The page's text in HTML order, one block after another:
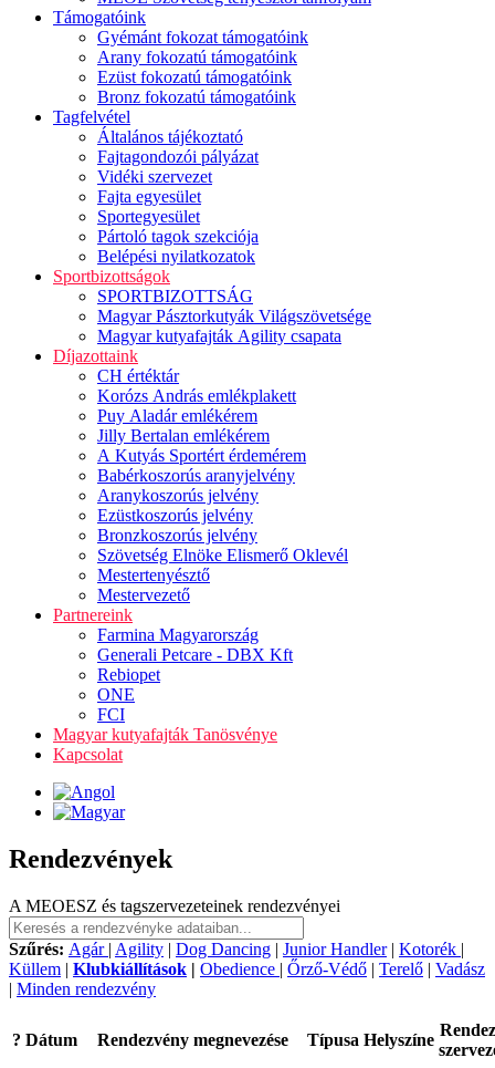
Támogatóink
Gyémánt fokozat támogatóink
Arany fokozatú támogatóink
Ezüst fokozatú támogatóink
Bronz fokozatú támogatóink
Tagfelvétel
Általános tájékoztató
Fajtagondozói pályázat
Vidéki szervezet
Fajta egyesület
Sportegyesület
Pártoló tagok szekciója
Belépési nyilatkozatok
Sportbizottságok
SPORTBIZOTTSÁG
Magyar Pásztorkutyák Világszövetsége
Magyar kutyafajták Agility csapata
Díjazottaink
CH értéktár
Korózs András emlékplakett
Puy Aladár emlékérem
Jilly Bertalan emlékérem
A Kutyás Sportért érdemérem
Babérkoszorús aranyjelvény
Aranykoszorús jelvény
Ezüstkoszorús jelvény
Bronzkoszorús jelvény
Szövetség Elnöke Elismerő Oklevél
Mestertenyésztő
Mestervezető
Partnereink
Farmina Magyarország
Generali Petcare - DBX Kft
Rebiopet
ONE
FCI
Magyar kutyafajták Tanösvénye
Kapcsolat
Rendezvények
A MEOESZ és tagszervezeteinek rendezvényei
Szűrés: Agár | Agility | Dog Dancing | Junior Handler| Kotorék |
Küllem | Klubkiállítások | Obedience | Őrző-Védő | Terelő | Vadász
| Minden rendezvény
? Dátum Rendezvény megnevezése Típusa Helyszíne